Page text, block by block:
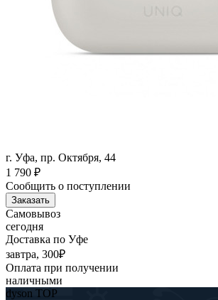
г. Уфа, пр. Октября, 44
1 790 ₽
Сообщить о поступлении
Заказать
Самовывоз
сегодня
Доставка по Уфе
завтра, 300₽
Оплата при получении
наличными
dyson TOP